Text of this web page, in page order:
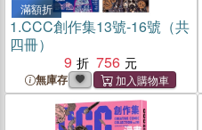
滿額折
1.CCC創作集13號-16號（共
四冊）
9
756
無庫存